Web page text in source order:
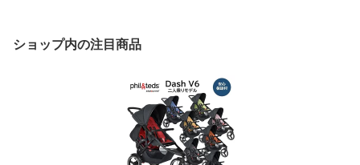
ショップ内の注目商品